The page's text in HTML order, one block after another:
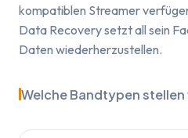
kompatiblen Streamer
Data Recovery setzt all sein
Daten wiederherzustellen.
Welche Bandtypen stellen